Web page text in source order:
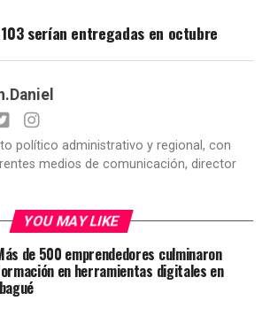
serían entregadas en octubre
político administrativo y regional, con
medios de comunicación, director
YOU MAY LIKE
de 500 emprendedores culminaron
en herramientas digitales en